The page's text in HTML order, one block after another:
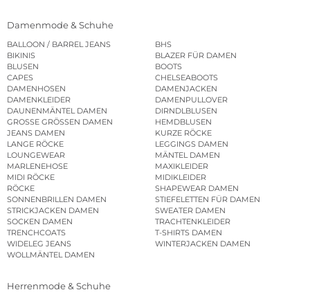
Damenmode & Schuhe
BALLOON / BARREL JEANS
BHS
BIKINIS
BLAZER FÜR DAMEN
BLUSEN
BOOTS
CAPES
CHELSEABOOTS
DAMENHOSEN
DAMENJACKEN
DAMENKLEIDER
DAMENPULLOVER
DAUNENMÄNTEL DAMEN
DIRNDLBLUSEN
GROSSE GRÖSSEN DAMEN
HEMDBLUSEN
JEANS DAMEN
KURZE RÖCKE
LANGE RÖCKE
LEGGINGS DAMEN
LOUNGEWEAR
MÄNTEL DAMEN
MARLENEHOSE
MAXIKLEIDER
MIDI RÖCKE
MIDIKLEIDER
RÖCKE
SHAPEWEAR DAMEN
SONNENBRILLEN DAMEN
STIEFELETTEN FÜR DAMEN
STRICKJACKEN DAMEN
SWEATER DAMEN
SOCKEN DAMEN
TRACHTENKLEIDER
TRENCHCOATS
T-SHIRTS DAMEN
WIDELEG JEANS
WINTERJACKEN DAMEN
WOLLMÄNTEL DAMEN
Herrenmode & Schuhe